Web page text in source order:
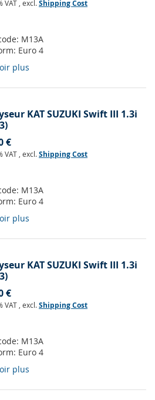
VAT , excl.Shipping Cost
M13A
Euro 4
plus
KAT SUZUKI Swift III 1.3i
€
VAT , excl.Shipping Cost
M13A
Euro 4
plus
KAT SUZUKI Swift III 1.3i
€
VAT , excl.Shipping Cost
M13A
Euro 4
plus